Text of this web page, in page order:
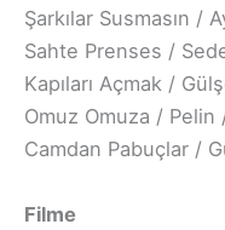
Şarkılar Susmasın /
Sahte Prenses /
Kapıları Açmak /
Omuz Omuza / Pelin
Camdan Pabuçlar /
Filme